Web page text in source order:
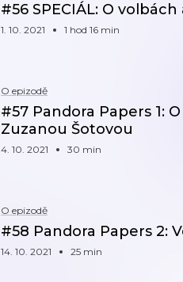
#56 SPECIÁL: O
1. 10. 2021 1 hod 16 min
O epizodě
#57 Pandora Papers 1:
Zuzanou Šotovou
4. 10. 2021 30 min
O epizodě
#58 Pandora Papers 2:
14. 10. 2021 25 min